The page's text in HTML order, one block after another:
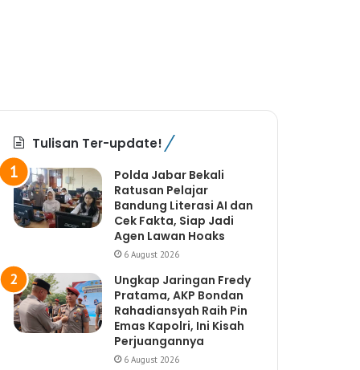
Tulisan Ter-update!
Polda Jabar Bekali
Ratusan Pelajar
Bandung Literasi AI dan
Cek Fakta, Siap Jadi
Agen Lawan Hoaks
6 August 2026
Ungkap Jaringan Fredy
Pratama, AKP Bondan
Rahadiansyah Raih Pin
Emas Kapolri, Ini Kisah
Perjuangannya
6 August 2026